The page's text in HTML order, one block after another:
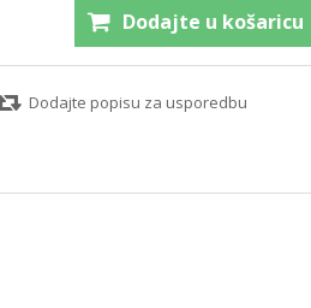
Dodajte u košaricu
Dodajte popisu za usporedbu